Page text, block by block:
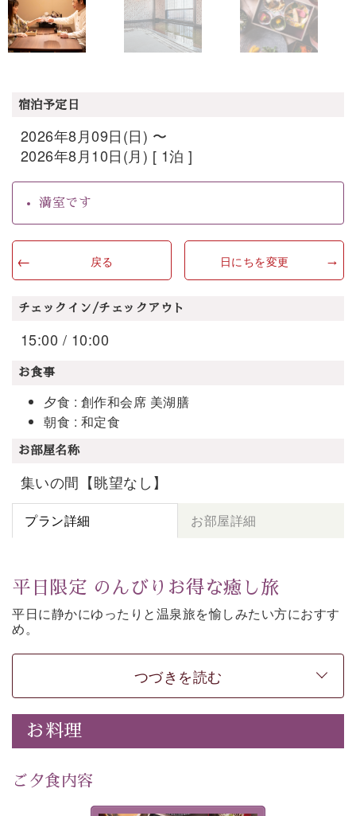
宿泊予定日
2026年8月09日(日) 〜
2026年8月10日(月) [ 1泊 ]
満室です
戻る 日にちを変更
チェックイン/チェックアウト
15:00 / 10:00
お食事
夕食 : 創作和会席 美湖膳
朝食 : 和定食
お部屋名称
集いの間【眺望なし】
プラン詳細 お部屋詳細
平日限定 のんびりお得な癒し旅
平日に静かにゆったりと温泉旅を愉しみたい方におすす
め。
い。
どなたでもお得にご予約できます。
-----------【安心への取り組み】----------
個室料亭、貸切風呂のご利用が可能な上、 安心安全にご
滞在いただけるよう
徹底した衛生管理を行っております。
---------------------------------------------
つづきを読む
お料理
ご夕食内容